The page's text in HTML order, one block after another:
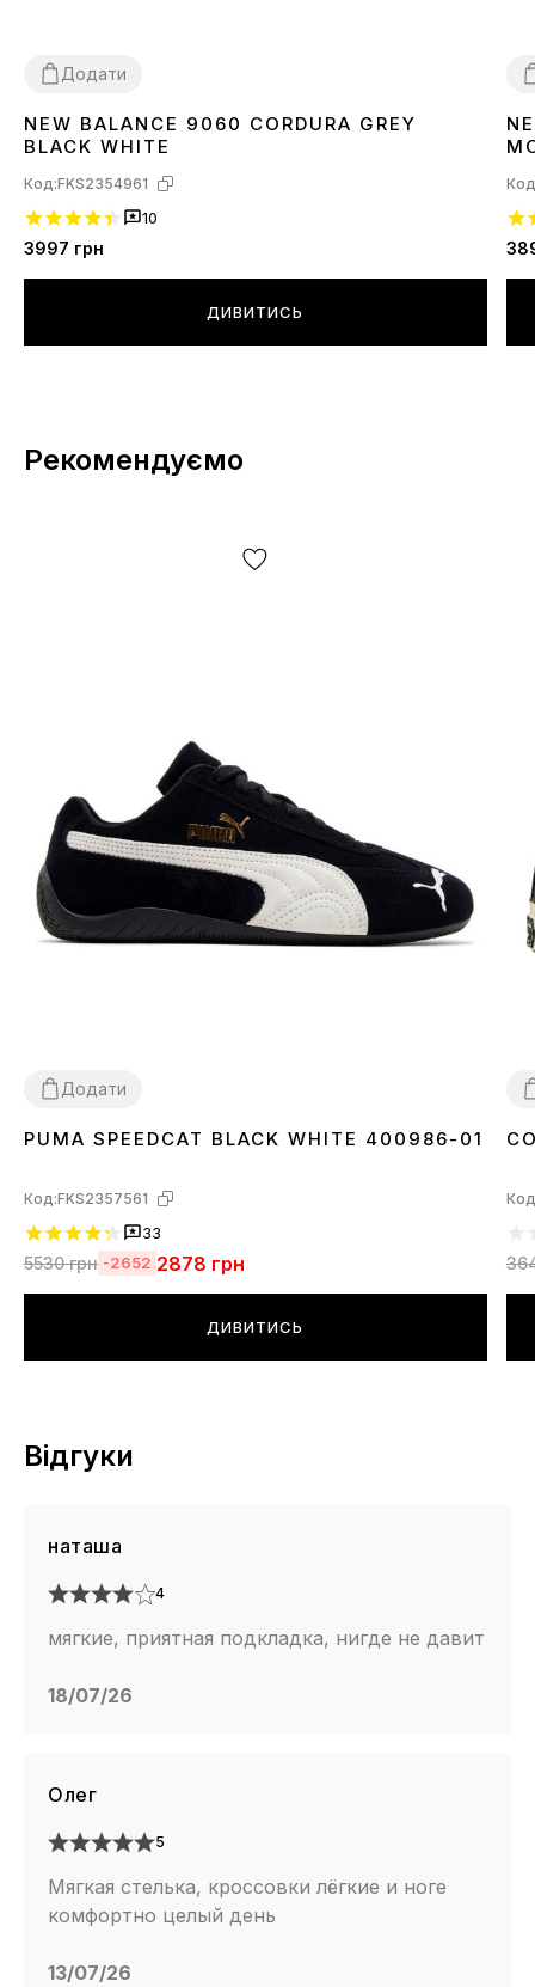
Додати
36
NEW BALANCE 9060 CORDURA GREY
BLACK WHITE
Код:FKS2354961
10
3997 грн
ДИВИТИСЬ
Рекомендуємо
Додати
36373839 40414243 4445
PUMA SPEEDCAT BLACK WHITE 400986-01
Код:FKS2357561
33
5530грн -2652 2878 грн
ДИВИТИСЬ
Відгуки
наташа
4
мягкие, приятная подкладка, нигде не давит
18/07/26
Олег
5
Мягкая стелька, кроссовки лёгкие и ноге
комфортно целый день
13/07/26